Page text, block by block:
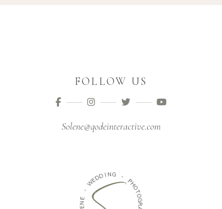
FOLLOW US
Solene@qodeinteractive.com
-
W
EDDING -
PH
O
T
O
G
R
E
N
E